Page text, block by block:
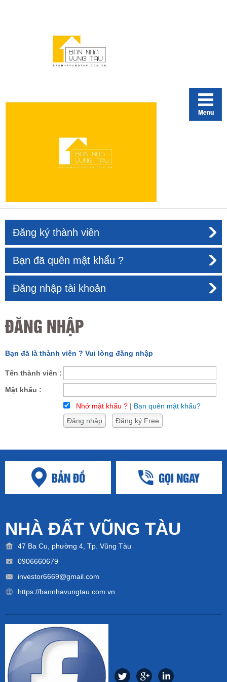
Đăng ký thành viên
Bạn đã quên mật khẩu ?
Đăng nhập tài khoản
ĐĂNG NHẬP
Bạn đã là thành viên ? Vui lòng đăng nhập
Tên thành viên :
Mật khẩu :
Nhớ mật khẩu ? | Bạn quên mật khẩu?
Đăng nhập
Đăng ký Free
BẢN ĐỒ GỌI NGAY
NHÀ ĐẤT VŨNG TÀU
47 Ba Cu, phường 4, Tp. Vũng Tàu
0906660679
investor6669@gmail.com
https://bannhavungtau.com.vn